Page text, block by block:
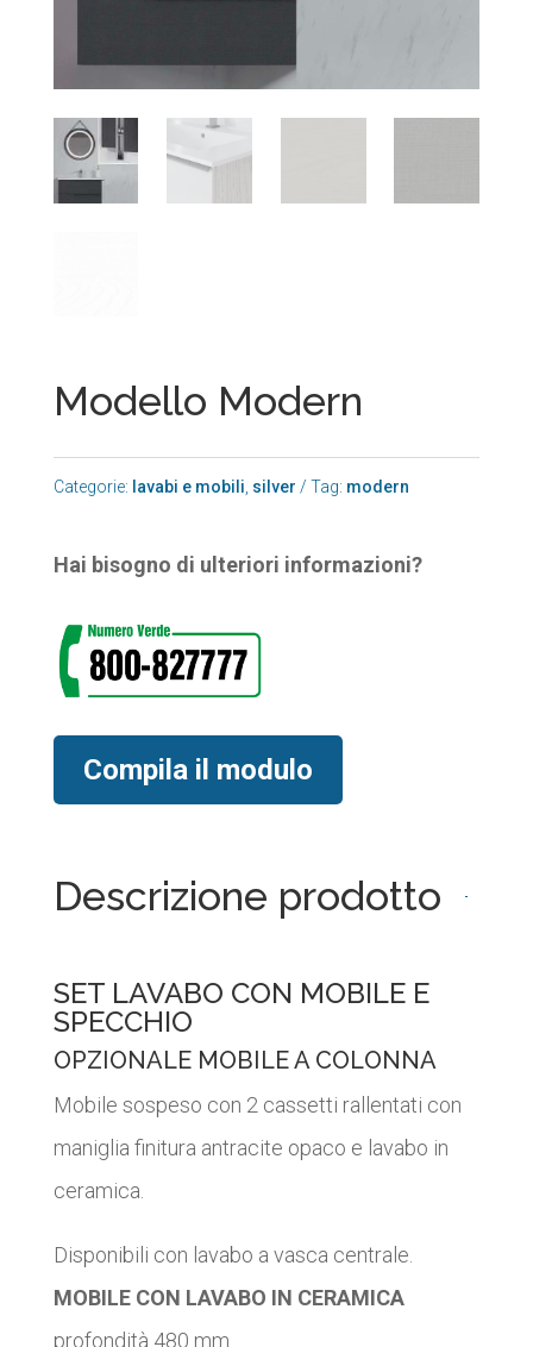
Modello Modern
Categorie: lavabi e mobili, silver Tag: modern
Hai bisogno di ulteriori informazioni?
Compila il modulo
Descrizione prodotto
SET LAVABO CON MOBILE E
SPECCHIO
OPZIONALE MOBILE A COLONNA
Mobile sospeso con 2 cassetti rallentati con
maniglia finitura antracite opaco e lavabo in
ceramica.
Disponibili con lavabo a vasca centrale.
MOBILE CON LAVABO IN CERAMICA
profondità 480 mm